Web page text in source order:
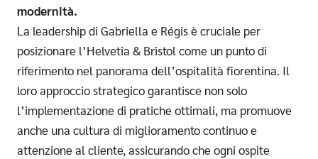
modernità.
La leadership di Gabriella e Régis è cruciale per
posizionare l’Helvetia & Bristol come un punto di
riferimento nel panorama dell’ospitalità fiorentina. Il
loro approccio strategico garantisce non solo
l’implementazione di pratiche ottimali, ma promuove
anche una cultura di miglioramento continuo e
attenzione al cliente, assicurando che ogni ospite